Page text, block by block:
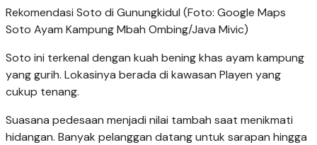
Rekomendasi Soto di Gunungkidul (Foto: Google Maps
Soto Ayam Kampung Mbah Ombing/Java Mivic)
Soto ini terkenal dengan kuah bening khas ayam kampung
yang gurih. Lokasinya berada di kawasan Playen yang
cukup tenang.
Suasana pedesaan menjadi nilai tambah saat menikmati
hidangan. Banyak pelanggan datang untuk sarapan hingga